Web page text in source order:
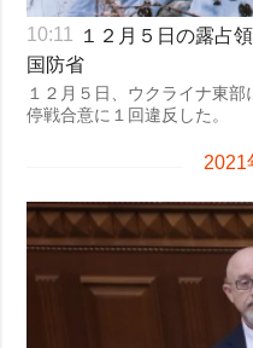
10:11
１２月５日の露占
国防省
１２月５日、ウクライナ東部
停戦合意に１回違反した。
2021